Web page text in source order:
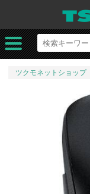
ツクモネットショップ